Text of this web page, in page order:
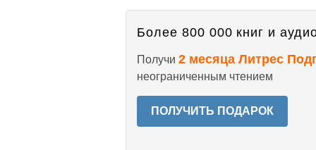
Более 800 000 книг и
Получи 2 месяца Литрес
неограниченным чтением
ПОЛУЧИТЬ ПОДАРОК